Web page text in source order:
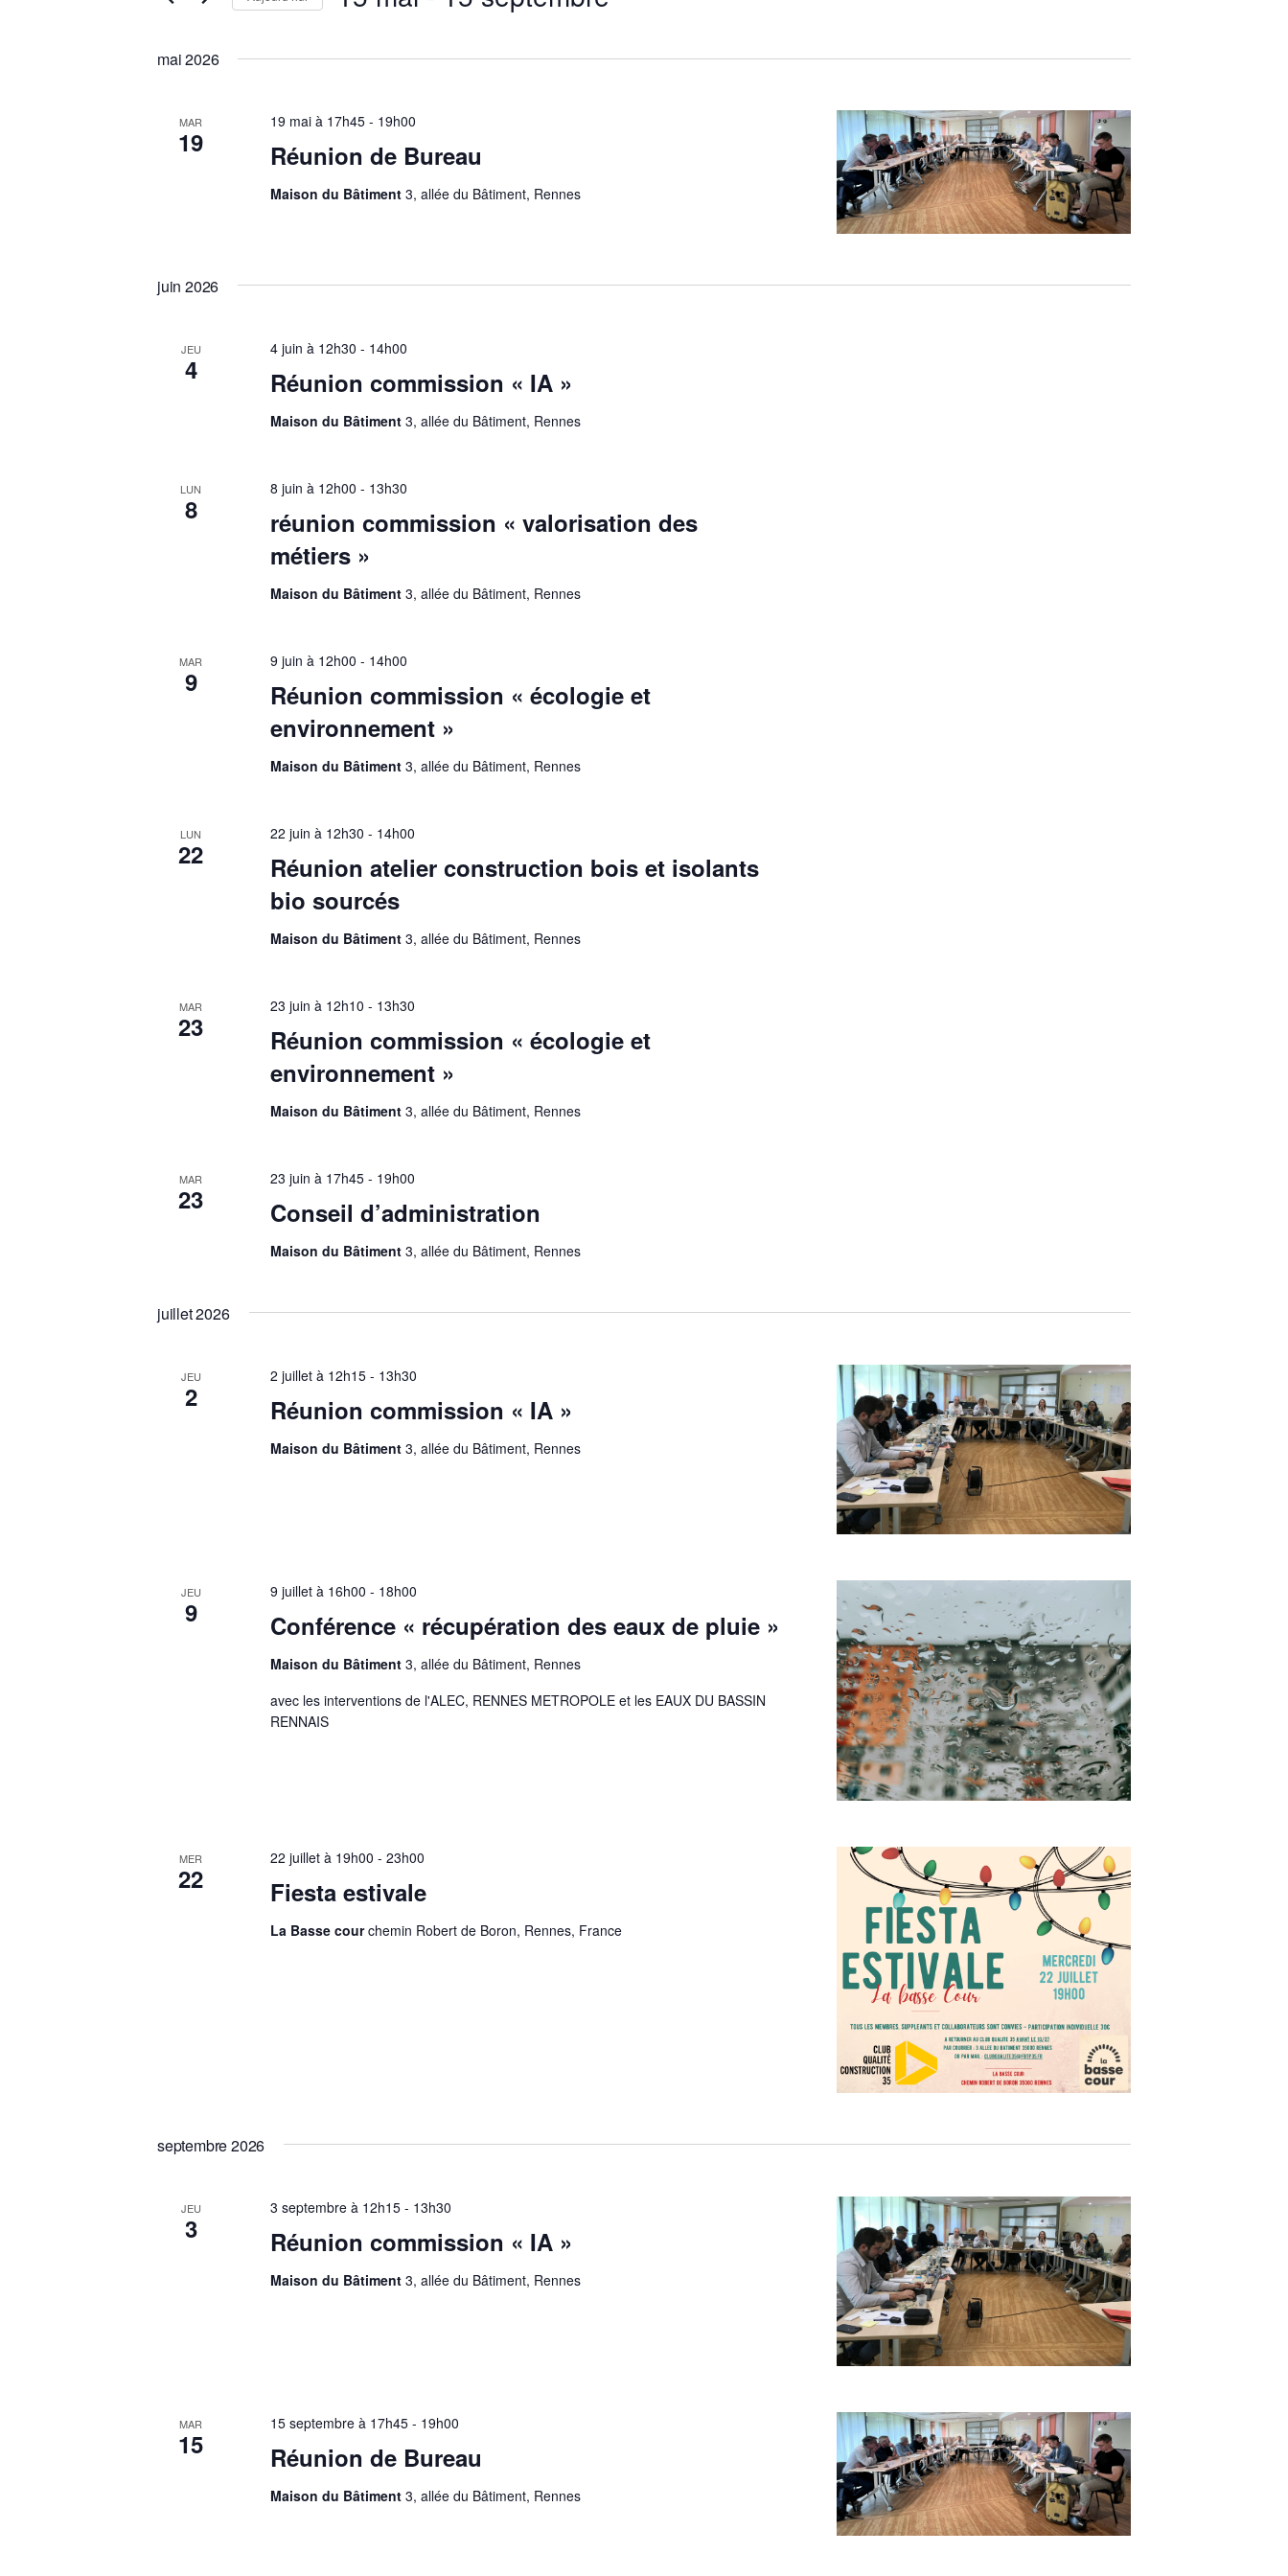
vues
Évènements
Évènements
mot-
mai 2026
MAR
19 Réunion de Bureau
19 mai à 17h45 - 19h00
Maison du Bâtiment3, allée du Bâtiment, Rennes
juin 2026
JEU
4 Réunion commission « IA »
4 juin à 12h30 - 14h00
Maison du Bâtiment3, allée du Bâtiment, Rennes
LUN
8
réunion commission « valorisation des
métiers »
8 juin à 12h00 - 13h30
Maison du Bâtiment3, allée du Bâtiment, Rennes
MAR
9
Réunion commission « écologie et
environnement »
9 juin à 12h00 - 14h00
Maison du Bâtiment3, allée du Bâtiment, Rennes
LUN
22
Réunion atelier construction bois et isolants
bio sourcés
22 juin à 12h30 - 14h00
Maison du Bâtiment3, allée du Bâtiment, Rennes
MAR
23
Réunion commission « écologie et
environnement »
23 juin à 12h10 - 13h30
Maison du Bâtiment3, allée du Bâtiment, Rennes
MAR
23 Conseil d’administration
23 juin à 17h45 - 19h00
Maison du Bâtiment3, allée du Bâtiment, Rennes
juillet 2026
JEU
2 Réunion commission « IA »
2 juillet à 12h15 - 13h30
Maison du Bâtiment3, allée du Bâtiment, Rennes
JEU
9 Conférence « récupération des eaux de pluie »
9 juillet à 16h00 - 18h00
Maison du Bâtiment3, allée du Bâtiment, Rennes
avec les interventions de l'ALEC, RENNES METROPOLE et les EAUX DU BASSIN
RENNAIS
MER
22 Fiesta estivale
22 juillet à 19h00 -23h00
La Basse courchemin Robert de Boron, Rennes, France
septembre 2026
JEU
3 Réunion commission « IA »
3 septembre à 12h15 - 13h30
Maison du Bâtiment3, allée du Bâtiment, Rennes
MAR
15 Réunion de Bureau
15 septembre à 17h45 - 19h00
Maison du Bâtiment3, allée du Bâtiment, Rennes